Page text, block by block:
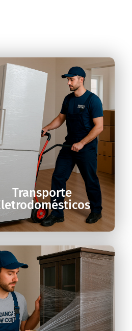

Transporte